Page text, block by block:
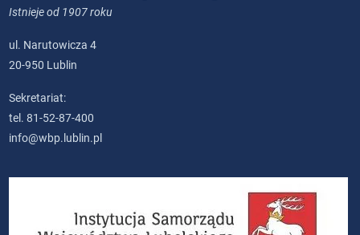
Istnieje od 1907 roku
ul. Narutowicza 4
20-950 Lublin
Sekretariat:
tel. 81-52-87-400
info@wbp.lublin.pl